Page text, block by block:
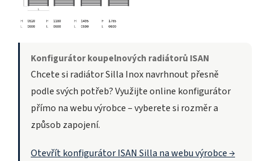
Konfigurátor koupelnových radiátorů ISAN
Chcete si radiátor Silla Inox navrhnout přesně
podle svých potřeb? Využijte online konfigurátor
přímo na webu výrobce – vyberete si rozměr a
způsob zapojení.
Otevřít konfigurátor ISAN Silla na webu výrobce →